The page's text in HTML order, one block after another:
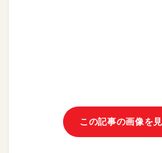
この記事の画像を